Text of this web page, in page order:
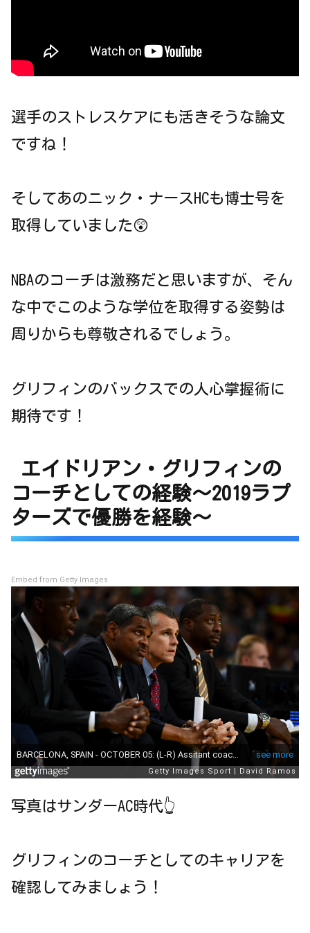
選手のストレスケアにも活きそうな論文
ですね！
そしてあのニック・ナースHCも博士号を
取得していました😲
NBAのコーチは激務だと思いますが、そん
な中でこのような学位を取得する姿勢は
周りからも尊敬されるでしょう。
グリフィンのバックスでの人心掌握術に
期待です！
エイドリアン・グリフィンの
コーチとしての経験～2019ラプ
ターズで優勝を経験～
Embed from Getty Images
写真はサンダーAC時代👆
グリフィンのコーチとしてのキャリアを
確認してみましょう！